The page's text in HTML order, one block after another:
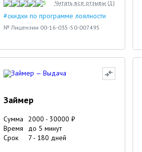
5 Читать все отзывы (1)
#скидки по программе лоялности
№ Лицензии 00-16-035-50-007495
Займер
Сумма 2000 - 30000 ₽
Время
до 5 минут
Срок
7 - 180 дней